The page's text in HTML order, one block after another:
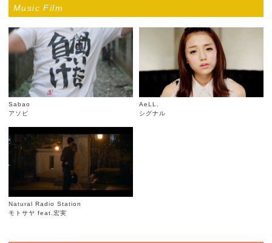
Music Film
Sabao
アソビ
AeLL.
シグナル
Natural Radio Station
モトサヤ feat.宏実